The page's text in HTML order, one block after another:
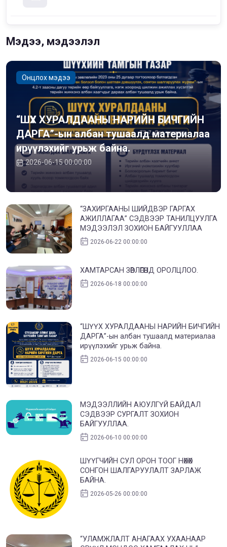
Мэдээ, мэдээлэл
Онцлох мэдээ
“ШҮҮХ ХУРАЛДААНЫ НАРИЙН БИЧГИЙН
ДАРГА”-ын албан тушаалд материалаа
ирүүлэхийг урьж байна.
2026-06-15 00:00:00
“ЗАХИРГААНЫ ШИЙДВЭР ГАРГАХ
АЖИЛЛАГАА” СЭДВЭЭР ТАНИЛЦУУЛГА
МЭДЭЭЛЭЛ ЗОХИОН БАЙГУУЛЛАА
2026-06-22 00:00:00
ХАМТАРСАН ЗӨВЛӨГӨӨНД ОРОЛЦЛОО.
2026-06-18 00:00:00
“ШҮҮХ ХУРАЛДААНЫ НАРИЙН БИЧГИЙН
ДАРГА”-ын албан тушаалд материалаа
ирүүлэхийг урьж байна.
2026-06-15 00:00:00
МЭДЭЭЛЛИЙН АЮУЛГҮЙ БАЙДАЛ
СЭДВЭЭР СУРГАЛТ ЗОХИОН
БАЙГУУЛЛАА.
2026-06-10 00:00:00
ШҮҮГЧИЙН СУЛ ОРОН ТООГ НӨХӨХ
СОНГОН ШАЛГАРУУЛАЛТ ЗАРЛАЖ
БАЙНА.
2026-05-26 00:00:00
“УЛАМЖЛАЛТ АНАГААХ УХААНААР